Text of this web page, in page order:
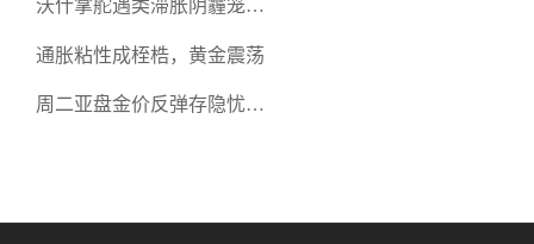
正规贵金属开户平台迎开户
热潮
沃什掌舵遇类滞胀阴霾笼
通胀粘性成桎梏，黄金震荡
周二亚盘金价反弹存隐忧，